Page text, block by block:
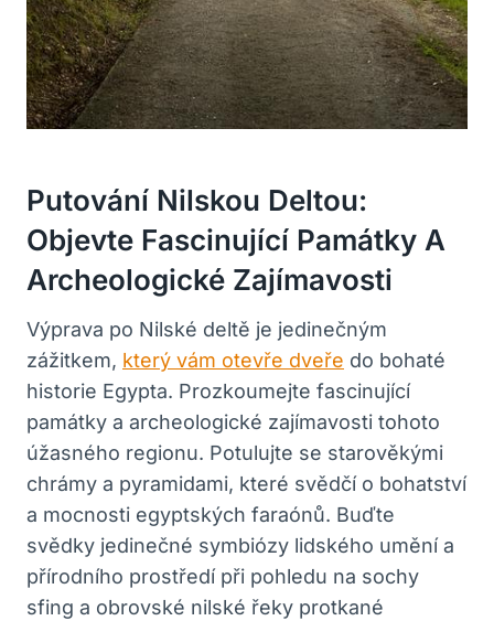
Putování Nilskou Deltou:
Objevte Fascinující Památky A
Archeologické Zajímavosti
Výprava po Nilské deltě je jedinečným
zážitkem, který vám otevře dveře do bohaté
historie Egypta. Prozkoumejte fascinující
památky a archeologické zajímavosti tohoto
úžasného regionu. Potulujte se starověkými
chrámy a pyramidami, které svědčí o bohatství
a mocnosti egyptských faraónů. Buďte
svědky jedinečné symbiózy lidského umění a
přírodního prostředí při pohledu na sochy
sfing a obrovské nilské řeky protkané